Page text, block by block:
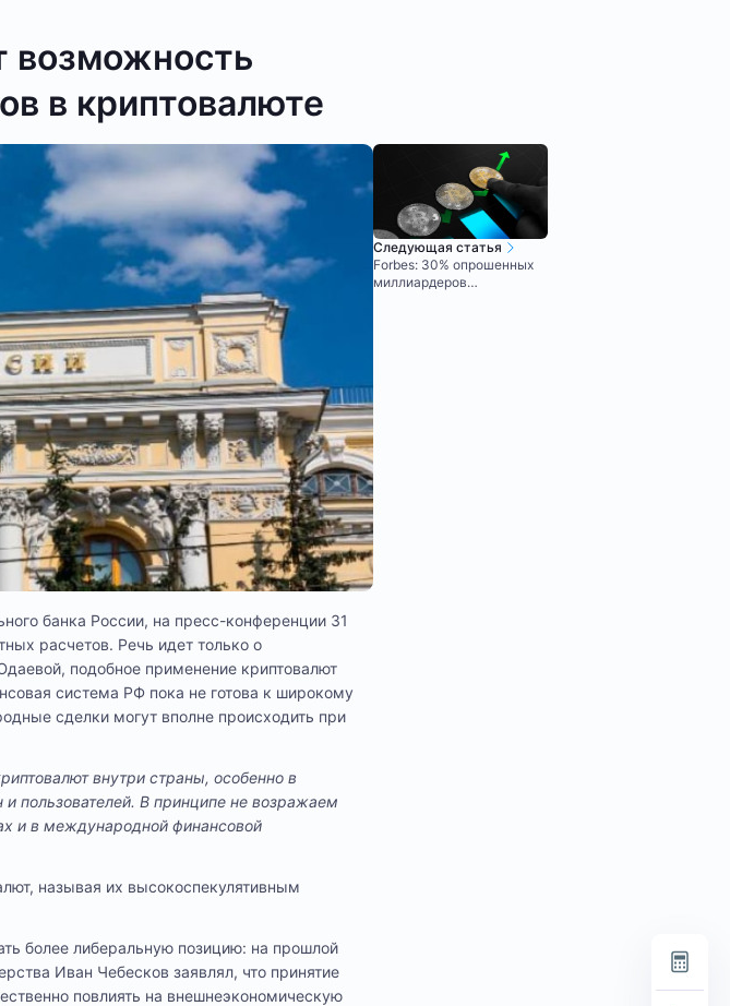
возможность
в криптовалюте
банка России, на пресс-конференции 31
расчетов. Речь идет только о
подобное применение криптовалют
система РФ пока не готова к широкому
сделки могут вполне происходить при
внутри страны, особенно в
пользователей. В принципе не возражаем
и в международной финансовой
называя их высокоспекулятивным
более либеральную позицию: на прошлой
Иван Чебесков заявлял, что принятие
повлиять на внешнеэкономическую
Следующая статья
Forbes: 30% опрошенных
миллиардеров